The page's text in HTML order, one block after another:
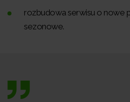
rozbudowa serwisu o nowe
sezonowe.